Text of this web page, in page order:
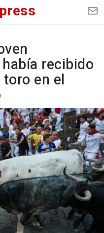
press
recibido
en el